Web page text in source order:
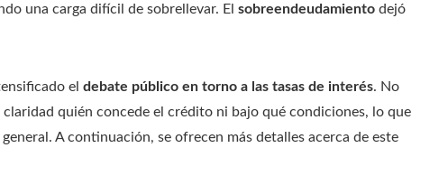
una carga difícil de sobrellevar. El sobreendeudamiento dejó
el debate público en torno a las tasas de interés. No
quién concede el crédito ni bajo qué condiciones, lo que
A continuación, se ofrecen más detalles acerca de este